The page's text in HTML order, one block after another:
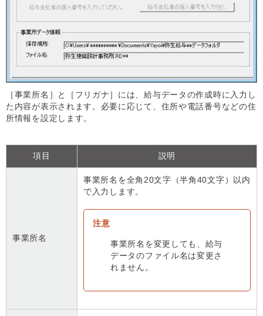
［事業所名］と［フリガナ］には、給与データの作成時に入力し
た内容が表示されます。必要に応じて、住所や電話番号などの住
所情報を設定します。
項目 説明
事業所名
事業所名を全角20文字（半角40文字）以内
で入力します。
事業所名を変更しても、給与
データのファイル名は変更さ
れません。